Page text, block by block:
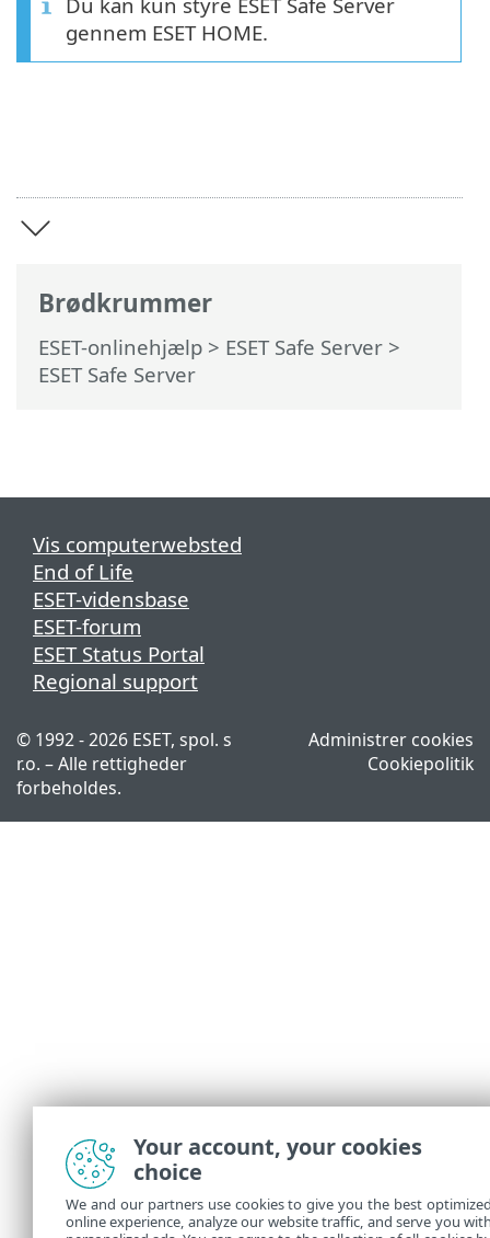
Brødkrummer
ESET-onlinehjælp > ESET Safe Server >
ESET Safe Server
gennem ESET HOME.
Vis computerwebsted
End of Life
ESET-vidensbase
ESET-forum
ESET Status Portal
Regional support
© 1992 - 2026 ESET, spol. s
r.o. – Alle rettigheder
forbeholdes.
Administrer cookies
Cookiepolitik
Your account, your cookies
choice
We and our partners use cookies to give you the best
online experience, analyze our website traffic, and serve you